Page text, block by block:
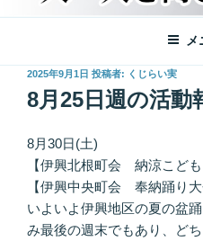
メ
投
稿
日:
2025年9月1日 投稿者: くじらい実
8月25日週の活動
8月30日(土)
【伊興北根町会 納涼こども
【伊興中央町会 奉納踊り大
いよいよ伊興地区の夏の盆
み最後の週末でもあり、ど